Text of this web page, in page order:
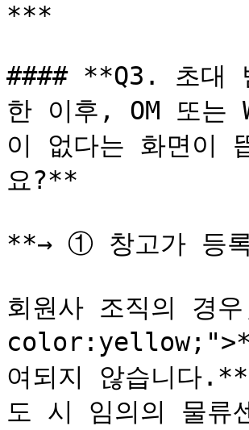
***
#### **Q3. 초대
한 이후, OM 또는
이 없다는 화면이
요?**
**→ ① 창고가 등
회원사 조직의
color:yellow;">**
여되지 않습니다
도 시 임의의 물류